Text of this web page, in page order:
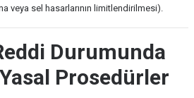
veya sel hasarlarının limitlendirilmesi).
Durumunda
Prosedürler